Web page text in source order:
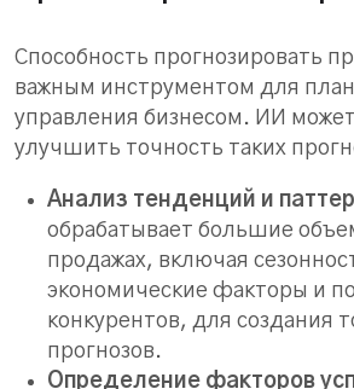
Способность прогнозировать
важным инструментом для
управления бизнесом. ИИ
улучшить точность таких
Анализ тенденций и
обрабатывает большие
продажах, включая
экономические факторы и
конкурентов, для создания
прогнозов.
Определение факторов